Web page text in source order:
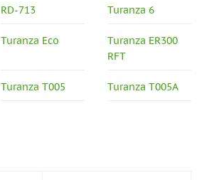
RD-713 Turanza 6
Turanza Eco
Turanza ER300
RFT
Turanza T005 Turanza T005A